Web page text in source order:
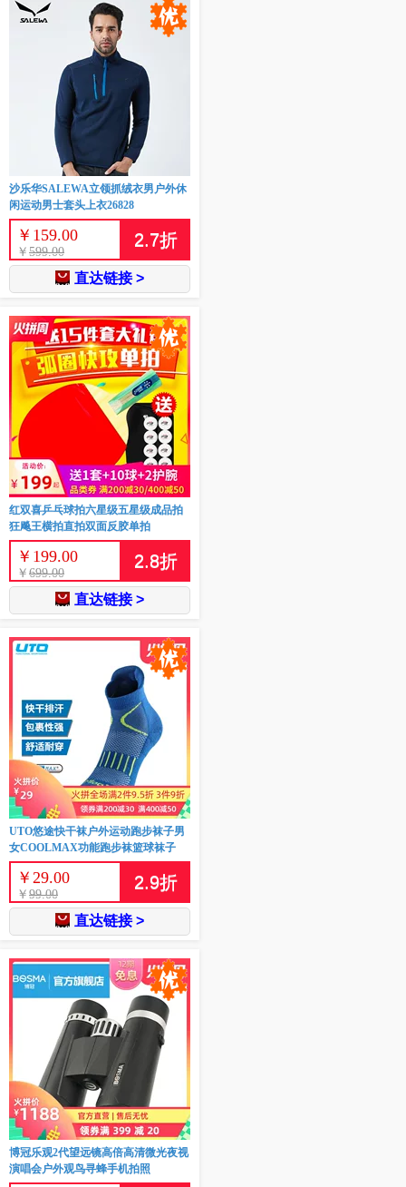
沙乐华SALEWA立领抓绒衣男户外休
闲运动男士套头上衣26828
￥ 159.00
￥ 599.00
2.7折
直达链接 >
红双喜乒乓球拍六星级五星级成品拍
狂飚王横拍直拍双面反胶单拍
￥ 199.00
￥ 699.00
2.8折
直达链接 >
UTO悠途快干袜户外运动跑步袜子男
女COOLMAX功能跑步袜篮球袜子
￥ 29.00
￥ 99.00
2.9折
直达链接 >
博冠乐观2代望远镜高倍高清微光夜视
演唱会户外观鸟寻蜂手机拍照